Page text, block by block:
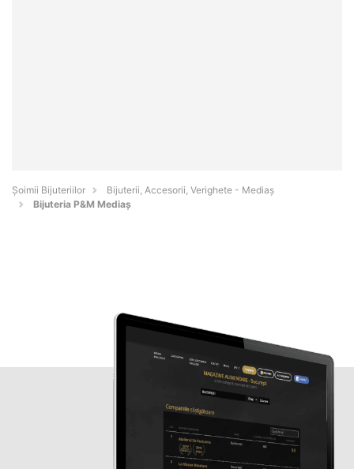
Şoimii Bijuteriilor
Bijuterii, Accesorii, Verighete - Mediaş
Bijuteria P&M Mediaș